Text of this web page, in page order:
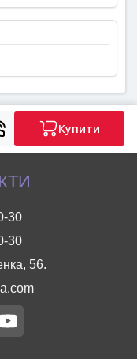
Купити
30
30
56.